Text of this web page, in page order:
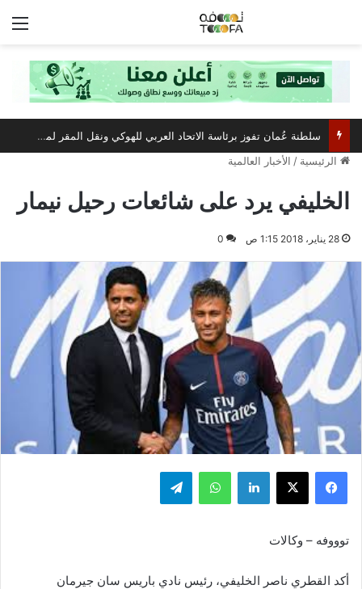
سلطنة عُمان تفوز برئاسة الاتحاد العربي للهوكي ونقل المقر لمسقط
الرئيسية / الأخبار العالمية
الخليفي يرد على شائعات رحيل نيمار
28 يناير، 2018 1:15 ص 0
فيسبوك ‫X لينكدإن واتساب تيلقرام
توووفه – وكالات
أكد القطري ناصر الخليفي، رئيس نادي باريس سان جيرمان